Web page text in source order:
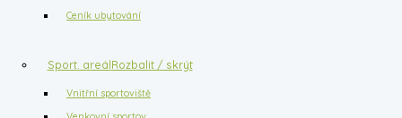
Ceník ubytování
Sport. areálRozbalit / skrýt
Vnitřní sportoviště